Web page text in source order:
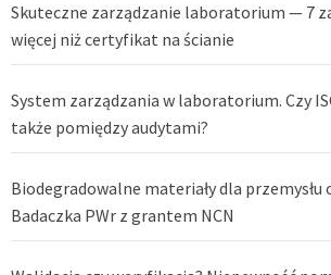
Skuteczne zarządzanie laboratorium — 7
więcej niż certyfikat na ścianie
System zarządzania w laboratorium. Czy
także pomiędzy audytami?
Biodegradowalne materiały dla przemysłu
Badaczka PWr z grantem NCN